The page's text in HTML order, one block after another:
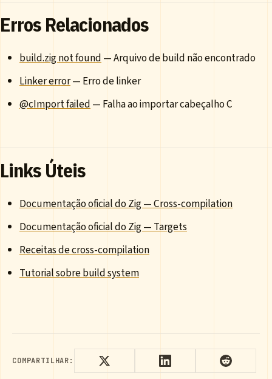
Erros Relacionados
build.zig not found— Arquivo de build não encontrado
Linker error— Erro de linker
@cImport failed— Falha ao importar cabeçalho C
Links Úteis
Documentação oficial do Zig — Cross-compilation
Documentação oficial do Zig — Targets
Receitas de cross-compilation
Tutorial sobre build system
COMPARTILHAR: